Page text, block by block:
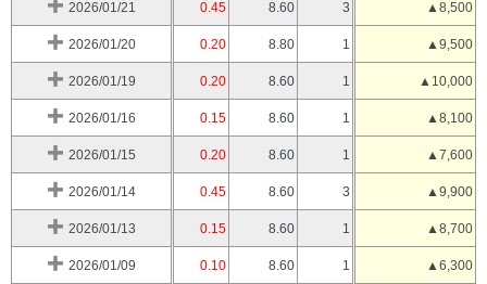
2026/01/21 0.45 8.60 3 ▲8,500
2026/01/20 0.20 8.80 1 ▲9,500
2026/01/19 0.20 8.60 1 ▲10,000
2026/01/16 0.15 8.60 1 ▲8,100
2026/01/15 0.20 8.60 1 ▲7,600
2026/01/14 0.45 8.60 3 ▲9,900
2026/01/13 0.15 8.60 1 ▲8,700
2026/01/09 0.10 8.60 1 ▲6,300